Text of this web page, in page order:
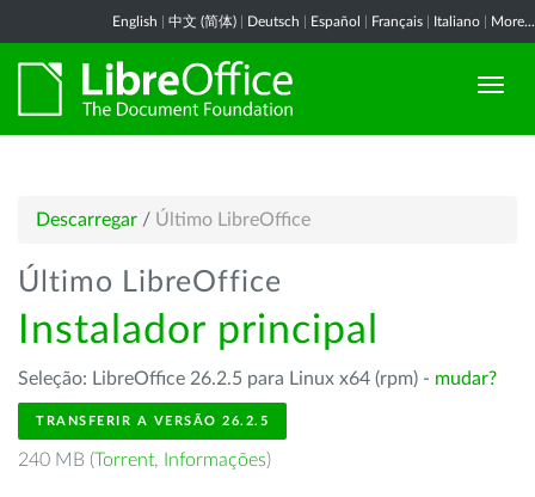
English 中文 (简体) Deutsch Español Français Italiano More...
Descarregar / Último LibreOffice
Último LibreOffice
Instalador principal
Seleção: LibreOffice 26.2.5 para Linux x64 (rpm) - mudar?
TRANSFERIR A VERSÃO 26.2.5
240 MB (Torrent, Informações)